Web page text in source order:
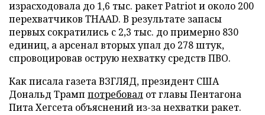
израсходовала до 1,6 тыс. ракет Patriot и около 200
перехватчиков THAAD. В результате запасы
первых сократились с 2,3 тыс. до примерно 830
единиц, а арсенал вторых упал до 278 штук,
спровоцировав острую нехватку средств ПВО.
Как писала газета ВЗГЛЯД, президент США
Дональд Трамп потребовал от главы Пентагона
Пита Хегсета объяснений из-за нехватки ракет.